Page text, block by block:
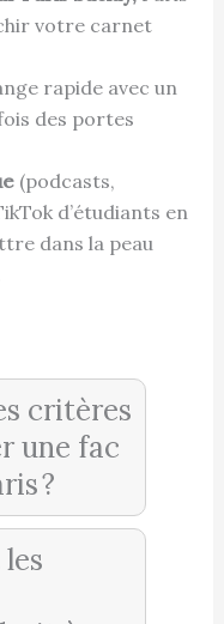
votre carnet
rapide avec un
des portes
(podcasts,
d’étudiants en
dans la peau
critères
une fac
?